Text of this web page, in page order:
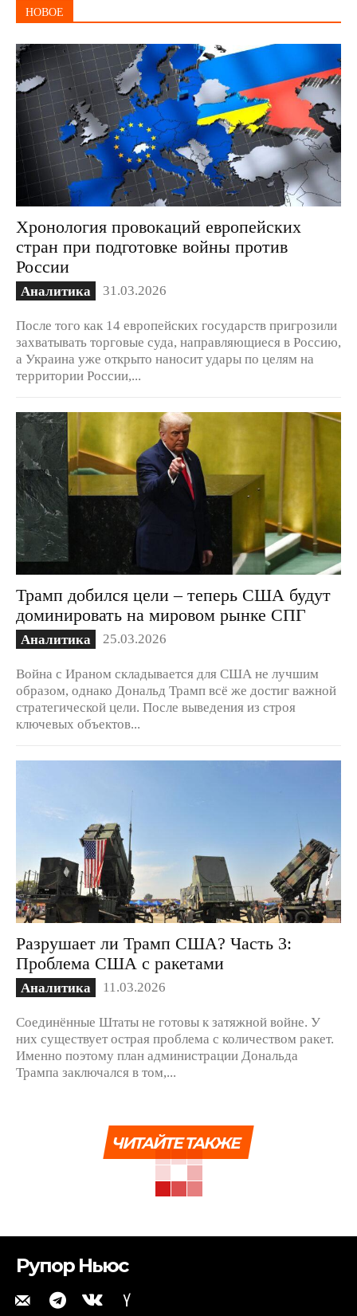
НОВОЕ
Хронология провокаций европейских
стран при подготовке войны против
России
Аналитика 31.03.2026
После того как 14 европейских государств пригрозили
захватывать торговые суда, направляющиеся в Россию,
а Украина уже открыто наносит удары по целям на
территории России,...
Трамп добился цели – теперь США будут
доминировать на мировом рынке СПГ
Аналитика 25.03.2026
Война с Ираном складывается для США не лучшим
образом, однако Дональд Трамп всё же достиг важной
стратегической цели. После выведения из строя
ключевых объектов...
Разрушает ли Трамп США? Часть 3:
Проблема США с ракетами
Аналитика 11.03.2026
Соединённые Штаты не готовы к затяжной войне. У
них существует острая проблема с количеством ракет.
Именно поэтому план администрации Дональда
Трампа заключался в том,...
ЧИТАЙТЕ ТАКЖЕ
Рупор Ньюс